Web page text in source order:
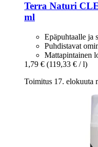
Terra Naturi
ml
Epäpuhtaalle ja
Puhdistavat
Mattapintainen
1,79 € (119,33 € / l)
Toimitus 17. elokuuta